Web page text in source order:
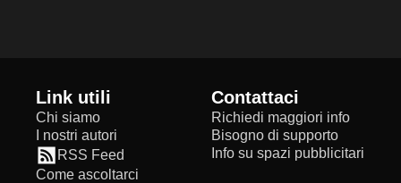
Link utili
Chi siamo
I nostri autori
RSS Feed
Come ascoltarci
Contattaci
Richiedi maggiori info
Bisogno di supporto
Info su spazi pubblicitari